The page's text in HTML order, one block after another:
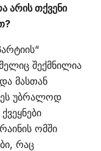
არის თქვენი
შექმნილია
მასთან
ეს უბრალოდ
ომში
რაც